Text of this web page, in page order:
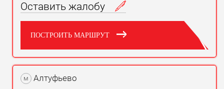
Оставить жалобу
ПОСТРОИТЬ МАРШРУТ
м Алтуфьево